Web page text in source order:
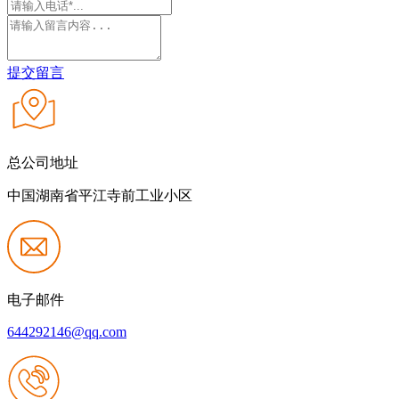
提交留言
总公司地址
中国湖南省平江寺前工业小区
电子邮件
644292146@qq.com